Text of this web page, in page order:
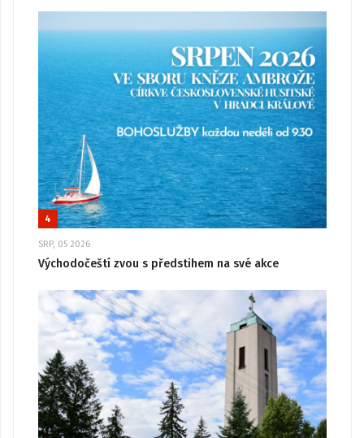
4
SRP, 05 2026
Východočeští zvou s předstihem na své akce